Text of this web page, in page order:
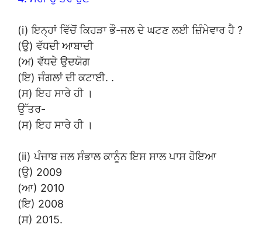
(i) ਇਨ੍ਹਾਂ ਵਿੱਚੋਂ ਕਿਹੜਾ ਭੌ-ਜਲ ਦੇ ਘਟਣ ਲਈ ਜ਼ਿੰਮੇਵਾਰ ਹੈ ?
(ਉ) ਵੱਧਦੀ ਆਬਾਦੀ
(ਅ) ਵੱਧਦੇ ਉਦਯੋਗ
(ਇ) ਜੰਗਲਾਂ ਦੀ ਕਟਾਈ. .
(ਸ) ਇਹ ਸਾਰੇ ਹੀ ।
ਉੱਤਰ-
(ਸ) ਇਹ ਸਾਰੇ ਹੀ ।
(ii) ਪੰਜਾਬ ਜਲ ਸੰਭਾਲ ਕਾਨੂੰਨ ਇਸ ਸਾਲ ਪਾਸ ਹੋਇਆ
(ਉ) 2009
(ਆ) 2010
(ਇ) 2008
(ਸ) 2015.